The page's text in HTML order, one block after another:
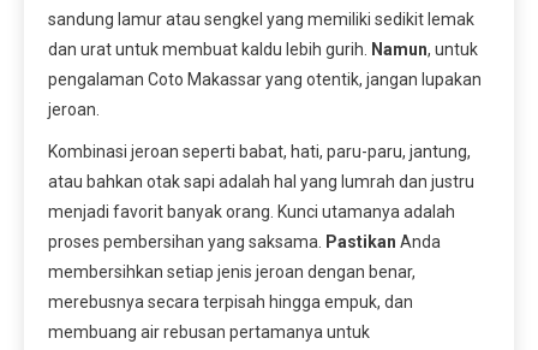
sandung lamur atau sengkel yang memiliki sedikit lemak
dan urat untuk membuat kaldu lebih gurih.
Namun, untuk
pengalaman Coto Makassar yang otentik, jangan lupakan
jeroan.
Kombinasi jeroan seperti babat, hati, paru-paru, jantung,
atau bahkan otak sapi adalah hal yang lumrah dan justru
menjadi favorit banyak orang. Kunci utamanya adalah
proses pembersihan yang saksama.
Pastikan Anda
membersihkan setiap jenis jeroan dengan benar,
merebusnya secara terpisah hingga empuk, dan
membuang air rebusan pertamanya untuk